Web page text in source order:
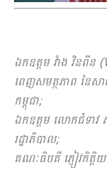
ឯកឧត្តម វ៉ាង វិនពីន (
ពេញសមត្ថភាព នៃសា
កម្ពុជា;
ឯកឧត្តម លោកជំទាវ
រដ្ឋាភិបាល;
គណៈធិបតី ភ្ញៀវកិត្តិ